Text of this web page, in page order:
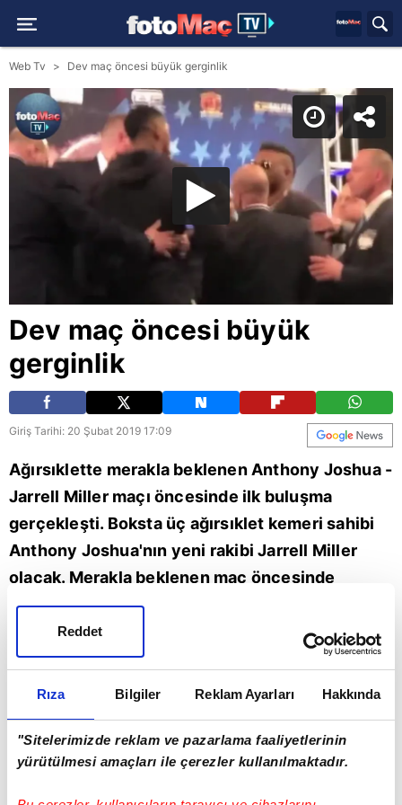
Rıza Bilgiler Reklam Ayarları Hakkında
"Sitelerimizde reklam ve pazarlama faaliyetlerinin
yürütülmesi amaçları ile çerezler kullanılmaktadır.
Reddet
Web Tv Dev maç öncesi büyük gerginlik
Dev maç öncesi büyük
gerginlik
Giriş Tarihi: 20 Şubat 2019 17:09
Ağırsıklette merakla beklenen Anthony Joshua -
Jarrell Miller maçı öncesinde ilk buluşma
gerçekleşti. Boksta üç ağırsıklet kemeri sahibi
Anthony Joshua'nın yeni rakibi Jarrell Miller
olacak. Merakla beklenen maç öncesinde
taraflar, müsabakanın gerçekleşeceği Madison
Square Garden'da yüzleşti. Miller'ın Joshua'yı
itmesinin ardından ikili uzun bir süre atıştı.
Ardından basın toplantısına geçildi. Ancak
terk etti.